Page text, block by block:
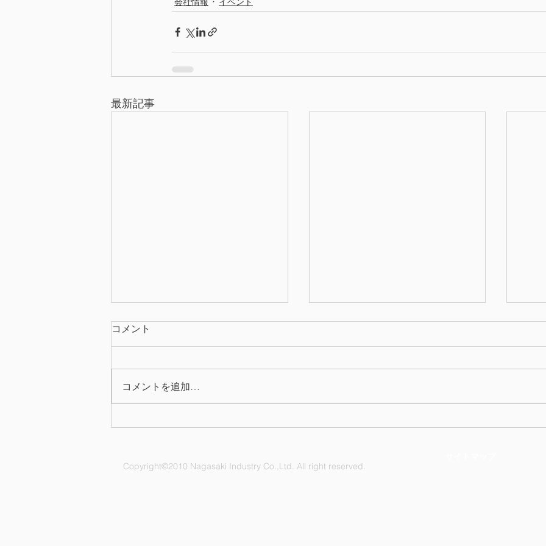
最新記事
NC ボウリング大会
クリ
コメント
コメントを追加…
Copyright©2010 Nagasaki Industry Co.,Ltd. All right reserved.